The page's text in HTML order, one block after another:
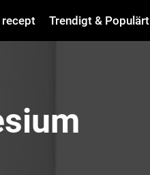
recept Trendigt & Populärt